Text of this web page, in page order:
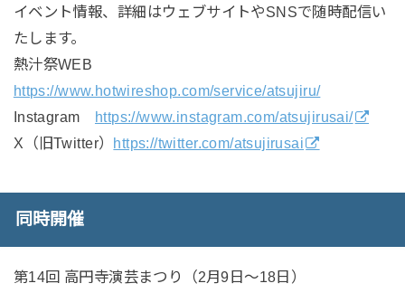
イベント情報、詳細はウェブサイトやSNSで随時配信い
たします。
熱汁祭WEB
https://www.hotwireshop.com/service/atsujiru/
Instagram https://www.instagram.com/atsujirusai/
X（旧Twitter） https://twitter.com/atsujirusai
同時開催
第14回 高円寺演芸まつり（2月9日～18日）